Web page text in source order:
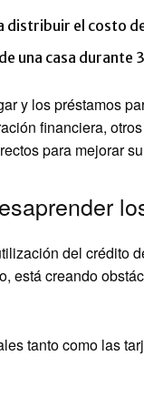
distribuir el costo
una casa durante
y los préstamos
financiera,
para mejorar
del crédito
está creando
tanto como las